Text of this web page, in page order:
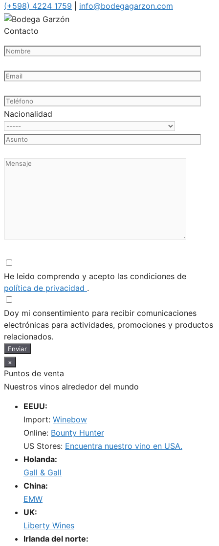
(+598) 4224 1759 info@bodegagarzon.com
Contacto
Nacionalidad
He leido comprendo y acepto las condiciones de
política de privacidad .
Doy mi consentimiento para recibir comunicaciones
electrónicas para actividades, promociones y productos
relacionados.
Enviar
×
Puntos de venta
Nuestros vinos alrededor del mundo
EEUU:
Import: Winebow
Online: Bounty Hunter
US Stores: Encuentra nuestro vino en USA.
Holanda:
Gall & Gall
China:
EMW
UK:
Liberty Wines
Irlanda del norte: